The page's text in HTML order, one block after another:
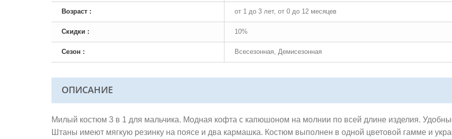
Возраст : от 1 до 3 лет, от 0 до 12 месяцев
Скидки : 10%
Сезон : Всесезонная, Демисезонная
ОПИСАНИЕ
Милый костюм 3 в 1 для мальчика. Модная кофта с капюшоном на молнии по всей длине изделия.
Штаны имеют мягкую резинку на поясе и два кармашка. Костюм выполнен в одной цветовой гамме и